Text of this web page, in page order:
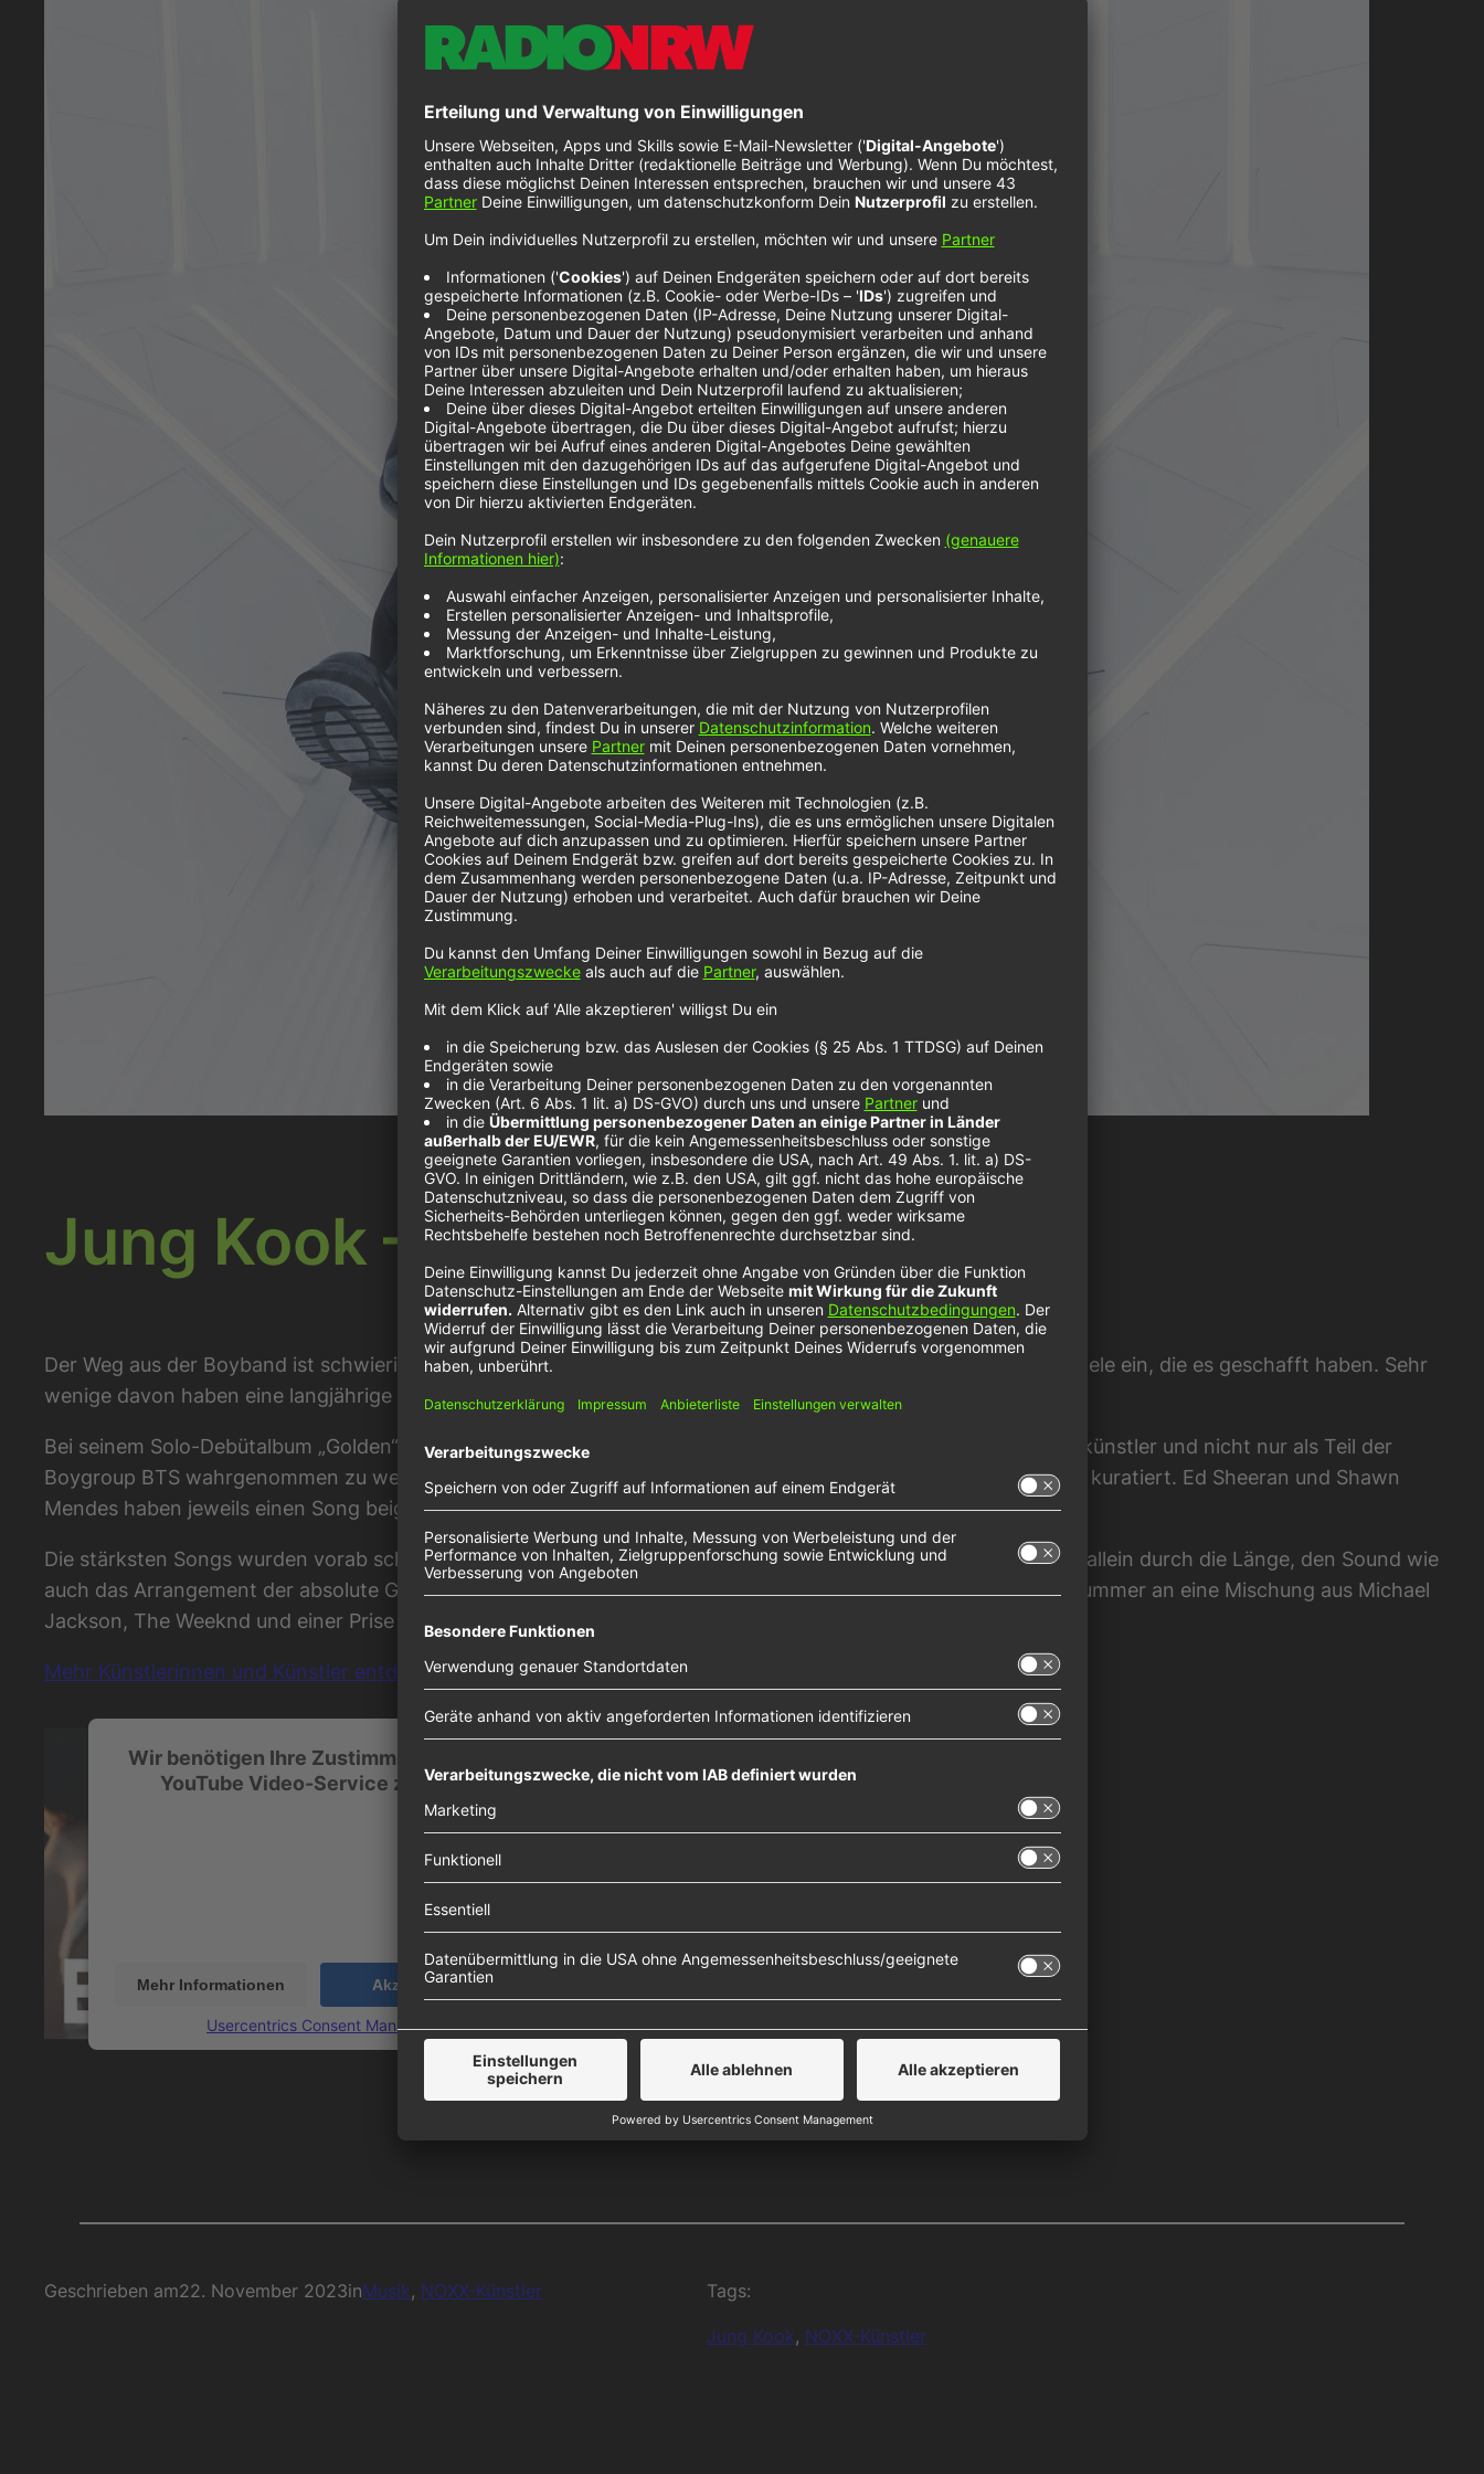
Jung Kook – Standing Next To You
Der Weg aus der Boyband ist schwierig. Neben Justin Timberlake und Harry Styles fallen uns auf Anhieb nicht viele ein, die es geschafft haben. Sehr
wenige davon haben eine langjährige Karriere starten können, die mal länger als fünf bis zehn Jahre anhielt.
Bei seinem Solo-Debütalbum „Golden“ merkt man schon sehr stark, dass
den Anspruch hat, als Solokünstler und nicht nur als Teil der
Boygroup BTS wahrgenommen zu werden. Er hat die Songs für sein Album nicht mitgeschrieben, sondern eher kuratiert. Ed Sheeran und Shawn
Mendes haben jeweils einen Song beigesteuert. Jon Bellion ist fast an jedem Song beteiligt.
Die stärksten Songs wurden vorab schon als Singles veröffentlicht. „Standing Next To You“ ist die Nächste, die allein durch die Länge, den Sound wie
auch das Arrangement der absolute Gegenentwurf zur Fast-Food-Ware auf Social Media ist. Uns erinnert die Nummer an eine Mischung aus Michael
Jackson, The Weeknd und einer Prise Harry Styles. Bleibt einfach im Ohr, weil anders.
Mehr Künstlerinnen und Künstler entdeckst du hier
Wir benötigen Ihre Zustimmung, um den
YouTube Video-Service zu laden!
Wir verwenden einen Service eines Drittanbieters, um
Videoinhalte einzubetten. Dieser Service kann Daten zu
Ihren Aktivitäten sammeln. Bitte lesen Sie die Details
durch und stimmen Sie der Nutzung des Service zu, um
Mehr Informationen Akzeptieren
Usercentrics Consent Management Platform
Geschrieben am22. November 2023inMusik, NOXX-Künstler Tags:
Jung Kook, NOXX-Künstler